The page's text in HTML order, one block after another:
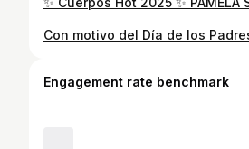
Engagement rate benchmark